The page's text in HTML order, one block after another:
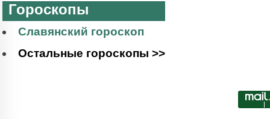
Гороскопы
Славянский гороскоп
Остальные гороскопы >>